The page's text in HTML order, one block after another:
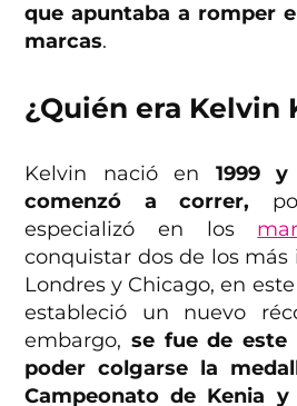
que apuntaba a romper
marcas.
¿Quién era Kelvin
Kelvin nació en 1999
comenzó a correr,
especializó en los
conquistar dos de los
Londres y Chicago, en
estableció un nuevo
embargo,se fue de este
poder colgarse la
Campeonato de Kenia